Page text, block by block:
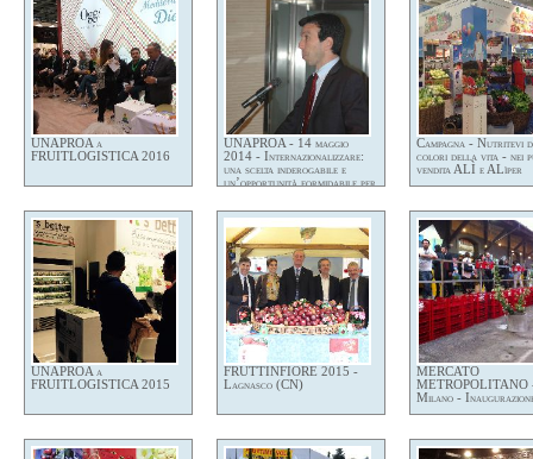
UNAPROA a
FRUITLOGISTICA 2016
UNAPROA - 14 maggio
2014 - Internazionalizzare:
una scelta inderogabile e
un’opportunità formidabile per
Campagna - Nutritevi
colori della vita - nei
vendita ALÌ e ALìper
UNAPROA a
FRUITLOGISTICA 2015
FRUTTINFIORE 2015 -
Lagnasco (CN)
MERCATO
METROPOLITANO
Milano -